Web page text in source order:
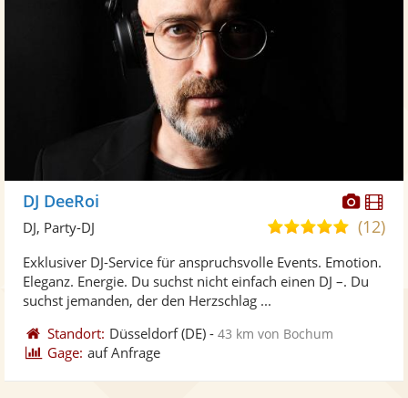
Fotos
DJ DeeRoi
5,0
5
(12)
DJ, Party-DJ
Exklusiver DJ-Service für anspruchsvolle Events. Emotion.
Eleganz. Energie. Du suchst nicht einfach einen DJ –. Du
suchst jemanden, der den Herzschlag ...
Standort: Düsseldorf(DE) -43 km von Bochum
Gage: auf Anfrage